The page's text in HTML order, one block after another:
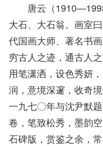
唐云（1910—1993
大石、大石翁。画室
代国画大师、著名书
穷古人之迹，通古人
用笔潇洒，设色秀妍
润，意境深邃，收奇
一九七〇年与沈尹默
卷，笔致松秀，墨韵
石碑版，赏鉴之余，